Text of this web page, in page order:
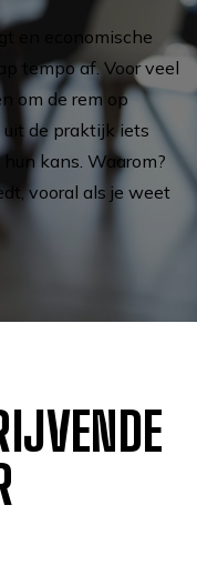
en economische
tempo af. Voor veel
om de rem op
uit de praktijk iets
kans. Waarom?
vooral als je weet